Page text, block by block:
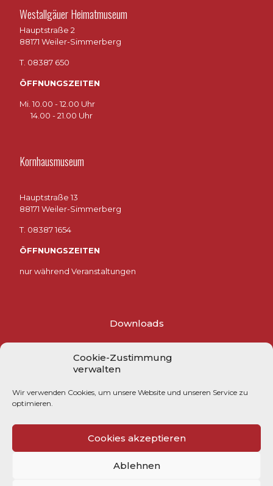
Cookie-Zustimmung
verwalten
Wir verwenden Cookies, um unsere Website und unseren Service zu
optimieren.
Cookies akzeptieren
Ablehnen
Westallgäuer Heimatmuseum
Hauptstraße 2
88171 Weiler-Simmerberg
T. 08387 650
ÖFFNUNGSZEITEN
Mi. 10.00 - 12.00 Uhr
14.00 - 21.00 Uhr
Kornhausmuseum
Hauptstraße 13
88171 Weiler-Simmerberg
T. 08387 1654
ÖFFNUNGSZEITEN
nur während Veranstaltungen
Downloads
Datenschutzerklärung
© 2023 Westallgäuer Heimatverein | Webdesign by